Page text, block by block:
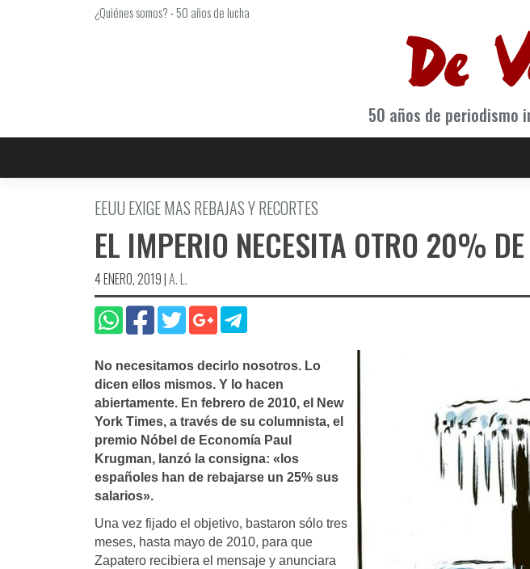
¿Quiénes somos?-50 años de lucha
50 años de periodismo
EEUU EXIGE MAS REBAJAS Y RECORTES
EL IMPERIO NECESITA OTRO 20%
4 ENERO, 2019|A. L.
No necesitamos decirlo nosotros. Lo
dicen ellos mismos. Y lo hacen
abiertamente. En febrero de 2010, el New
York Times, a través de su columnista, el
premio Nóbel de Economí­a Paul
Krugman, lanzó la consigna: «los
españoles han de rebajarse un 25% sus
salarios».
Una vez fijado el objetivo, bastaron sólo tres
meses, hasta mayo de 2010, para que
Zapatero recibiera el mensaje y anunciara